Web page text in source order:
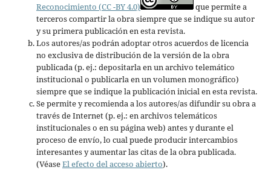
Reconocimiento (CC -BY 4.0)
que permite a
terceros compartir la obra siempre que se indique su autor
y su primera publicación en esta revista.
Los autores/as podrán adoptar otros acuerdos de licencia
no exclusiva de distribución de la versión de la obra
publicada (p. ej.: depositarla en un archivo telemático
institucional o publicarla en un volumen monográfico)
siempre que se indique la publicación inicial en esta revista.
Se permite y recomienda a los autores/as difundir su obra a
través de Internet (p. ej.: en archivos telemáticos
institucionales o en su página web) antes y durante el
proceso de envío, lo cual puede producir intercambios
interesantes y aumentar las citas de la obra publicada.
(VéaseEl efecto del acceso abierto).